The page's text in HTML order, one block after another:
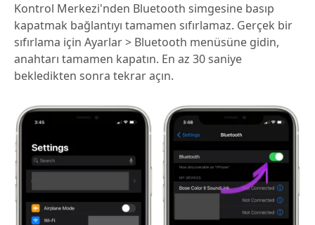
Kontrol Merkezi'nden Bluetooth simgesine basıp
kapatmak bağlantıyı tamamen sıfırlamaz. Gerçek bir
sıfırlama için Ayarlar > Bluetooth menüsüne gidin,
anahtarı tamamen kapatın. En az 30 saniye
bekledikten sonra tekrar açın.